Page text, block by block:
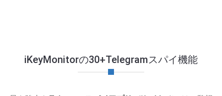
iKeyMonitorの30+Telegramスパイ機能